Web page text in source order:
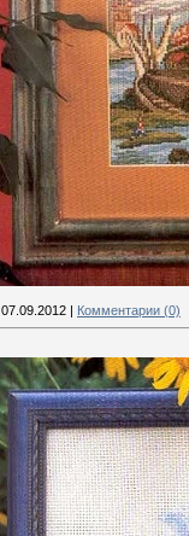
07.09.2012 | Комментарии (0)